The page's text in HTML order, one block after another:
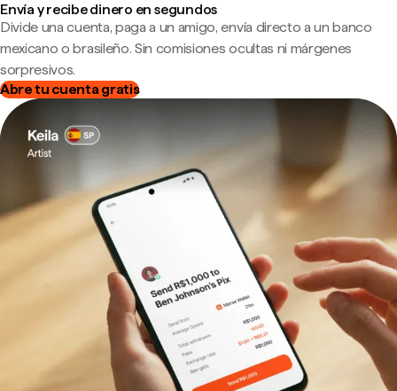
Envía y recibe dinero en segundos
Divide una cuenta, paga a un amigo, envía directo a un banco
mexicano o brasileño. Sin comisiones ocultas ni márgenes
sorpresivos.
Abre tu cuenta gratis